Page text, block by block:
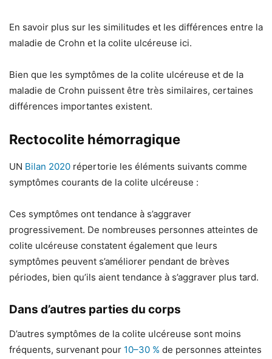
En savoir plus sur les similitudes et les différences entre la
maladie de Crohn et la colite ulcéreuse ici.
Bien que les symptômes de la colite ulcéreuse et de la
maladie de Crohn puissent être très similaires, certaines
différences importantes existent.
Rectocolite hémorragique
UN Bilan 2020 répertorie les éléments suivants comme
symptômes courants de la colite ulcéreuse :
Ces symptômes ont tendance à s’aggraver
progressivement. De nombreuses personnes atteintes de
colite ulcéreuse constatent également que leurs
symptômes peuvent s’améliorer pendant de brèves
périodes, bien qu’ils aient tendance à s’aggraver plus tard.
Dans d’autres parties du corps
D’autres symptômes de la colite ulcéreuse sont moins
fréquents, survenant pour 10–30 % de personnes atteintes